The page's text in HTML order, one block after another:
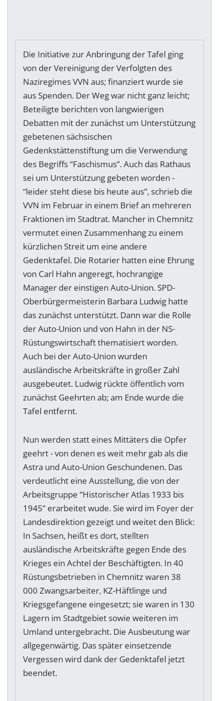
Die Initiative zur Anbringung der Tafel ging
von der Vereinigung der Verfolgten des
Naziregimes VVN aus; finanziert wurde sie
aus Spenden. Der Weg war nicht ganz leicht;
Beteiligte berichten von langwierigen
Debatten mit der zunächst um Unterstützung
gebetenen sächsischen
Gedenkstättenstiftung um die Verwendung
des Begriffs “Faschismus”. Auch das Rathaus
sei um Unterstützung gebeten worden -
“leider steht diese bis heute aus”, schrieb die
VVN im Februar in einem Brief an mehreren
Fraktionen im Stadtrat. Mancher in Chemnitz
vermutet einen Zusammenhang zu einem
kürzlichen Streit um eine andere
Gedenktafel. Die Rotarier hatten eine Ehrung
von Carl Hahn angeregt, hochrangige
Manager der einstigen Auto-Union. SPD-
Oberbürgermeisterin Barbara Ludwig hatte
das zunächst unterstützt. Dann war die Rolle
der Auto-Union und von Hahn in der NS-
Rüstungswirtschaft thematisiert worden.
Auch bei der Auto-Union wurden
ausländische Arbeitskräfte in großer Zahl
ausgebeutet. Ludwig rückte öffentlich vom
zunächst Geehrten ab; am Ende wurde die
Tafel entfernt.
Nun werden statt eines Mittäters die Opfer
geehrt - von denen es weit mehr gab als die
Astra und Auto-Union Geschundenen. Das
verdeutlicht eine Ausstellung, die von der
Arbeitsgruppe “Historischer Atlas 1933 bis
1945” erarbeitet wude. Sie wird im Foyer der
Landesdirektion gezeigt und weitet den Blick:
In Sachsen, heißt es dort, stellten
ausländische Arbeitskräfte gegen Ende des
Krieges ein Achtel der Beschäftigten. In 40
Rüstungsbetrieben in Chemnitz waren 38
000 Zwangsarbeiter, KZ-Häftlinge und
Kriegsgefangene eingesetzt; sie waren in 130
Lagern im Stadtgebiet sowie weiteren im
Umland untergebracht. Die Ausbeutung war
allgegenwärtig. Das später einsetzende
Vergessen wird dank der Gedenktafel jetzt
beendet.